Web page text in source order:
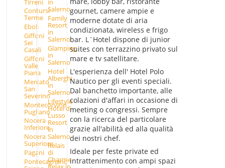
Contursi
Terme
Eboli
Giffoni
Sei
Casali
Giffoni
Valle
Piana
Mercato
San
Severino
Montecorvino
Pugliano
Nocera
Inferiore
Nocera
Superiore
Pagani
Pontecagnano
in
Salerno
Family
Resort
in
Salerno
Glamping
in
Salerno
Hotel
Alberghi
in
Salerno
Lifestyle
Hotel di
Lusso
Resort
in
Salerno
Relais
di
Charme
gournet, camere ampie e
moderne dotate di aria
condizionata, wireless e frigo
bar. L`Hotel dispone di junior
suites con terrazzino privato sul
mare e tv satellitare.
L'esperienza dell' Hotel Polo
Nautico per gli eventi speciali.
Dal banchetto importante, alle
colazioni d'affari in occasione di
meeting o congressi. Sempre
con la ricerca del particolare
grazie all'abilità ed alla qualità
dei nostri chef.
Ideale per feste private ed
intrattenimento con ampi spazi